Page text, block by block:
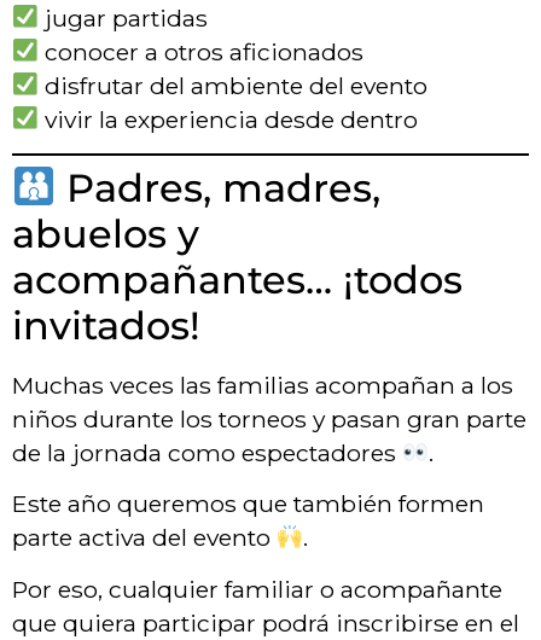
jugar partidas
conocer a otros aficionados
disfrutar del ambiente del evento
vivir la experiencia desde dentro
Padres, madres,
abuelos y
acompañantes… ¡todos
invitados!
Muchas veces las familias acompañan a los
niños durante los torneos y pasan gran parte
de la jornada como espectadores
.
Este año queremos que también formen
parte activa del evento
.
Por eso, cualquier familiar o acompañante
que quiera participar podrá inscribirse en el